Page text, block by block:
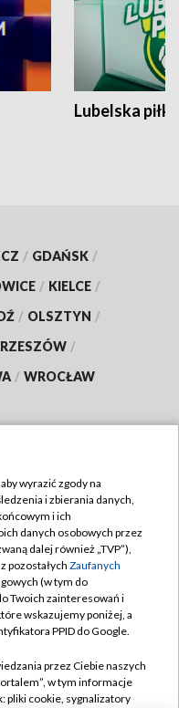
Lubelska piłka
/ GDAŃSK /
/ KIELCE /
/ OLSZTYN /
RZESZÓW /
/ WROCŁAW
wyrazić zgody na
i zbierania danych,
i ich
danych osobowych przez
dalej również „TVP”),
pozostałych Zaufanych
(w tym do
Twoich zainteresowań i
wskazujemy poniżej, a
PPID do Google.
przez Ciebie naszych
w tym informacje
pliki cookie, sygnalizatory